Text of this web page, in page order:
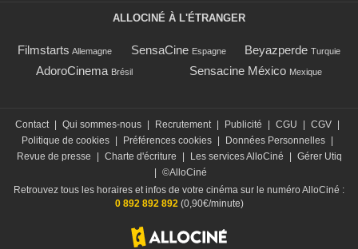
ALLOCINÉ À L'ÉTRANGER
Filmstarts Allemagne SensaCine Espagne Beyazperde Turquie
AdoroCinema Brésil Sensacine México Mexique
Contact Qui sommes-nous Recrutement Publicité CGU CGV
Politique de cookies
Préférences cookies Données Personnelles
Revue de presse
Charte d'écriture Les services AlloCiné
Gérer Utiq
©AlloCiné
Retrouvez tous les horaires et infos de votre cinéma sur le numéro AlloCiné :
0 892 892 892(0,90€/minute)